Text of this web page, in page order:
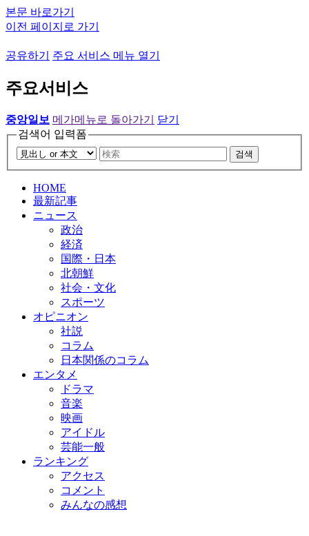
본문 바로가기
이전 페이지로 가기
공유하기 주요 서비스 메뉴 열기
주요서비스
중앙일보 메가메뉴로 돌아가기
닫기
검색어 입력폼
검색
HOME
最新記事
ニュース
政治
経済
国際・日本
北朝鮮
社会・文化
スポーツ
オピニオン
社説
コラム
日本関係のコラム
エンタメ
ドラマ
音楽
映画
アイドル
芸能一般
ランキング
アクセス
コメント
みんなの感想